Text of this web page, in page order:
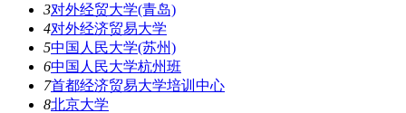
3对外经贸大学(青岛)
4对外经济贸易大学
5中国人民大学(苏州)
6中国人民大学杭州班
7首都经济贸易大学培训中心
8北京大学